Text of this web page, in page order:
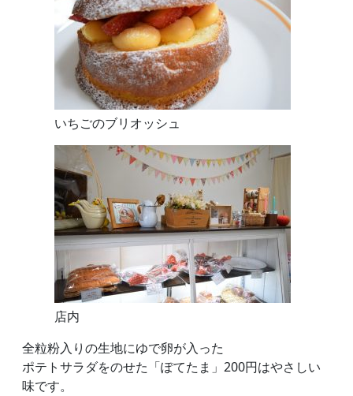
いちごのブリオッシュ
店内
全粒粉入りの生地にゆで卵が入った
ポテトサラダをのせた「ぽてたま」200円はやさしい
味です。